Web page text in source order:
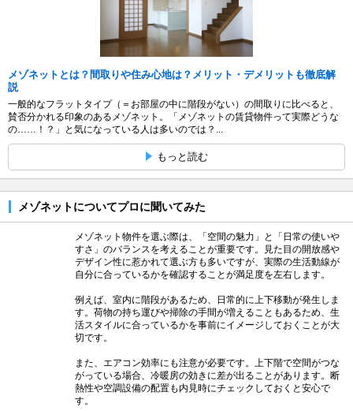
メゾネットとは？間取りや住み心地は？メリット・デメリットも徹底解
説
一般的なフラットタイプ（＝お部屋の中に階段がない）の間取りに比べると、
賛否分かれる印象のあるメゾネット。「メゾネットの賃貸物件って実際どうな
の……！？」と気になっている人は多いのでは？...
もっと読む
メゾネットについてプロに聞いてみた
メゾネット物件を選ぶ際は、「空間の魅力」と「日常の使いや
すさ」のバランスを考えることが重要です。見た目の開放感や
デザイン性に惹かれて選ぶ方も多いですが、実際の生活動線が
自分に合っているかを確認することが満足度を左右します。
例えば、室内に階段があるため、日常的に上下移動が発生しま
す。荷物の持ち運びや掃除の手間が増えることもあるため、生
活スタイルに合っているかを事前にイメージしておくことが大
切です。
また、エアコン効率にも注意が必要です。上下階で空間がつな
がっている場合、冷暖房の効きに差が出ることがあります。断
熱性や空調設備の配置も内見時にチェックしておくと安心で
す。